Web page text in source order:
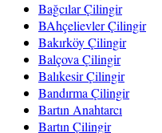
Bağcılar Çilingir
BAhçelievler Çilingir
Bakırköy Çilingir
Balçova Çilingir
Balıkesir Çilingir
Bandırma Çilingir
Bartın Anahtarcı
Bartın Çilingir